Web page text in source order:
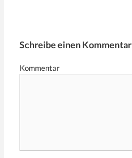
Schreibe einen Kommentar
Kommentar